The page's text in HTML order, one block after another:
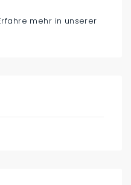
mehr in unserer